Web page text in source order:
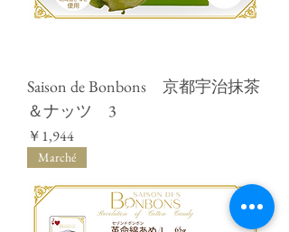
Saison de Bonbons 京都宇治抹茶
＆ナッツ 3
価格
￥1,944
Marché